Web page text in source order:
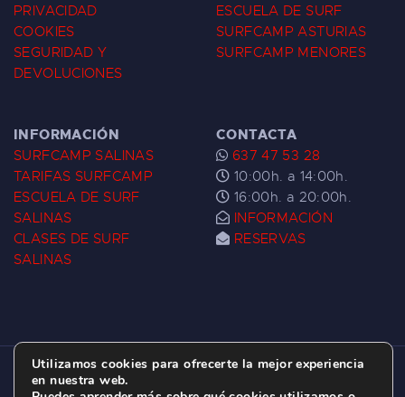
PRIVACIDAD
COOKIES
SEGURIDAD Y
DEVOLUCIONES
ESCUELA DE SURF
SURFCAMP ASTURIAS
SURFCAMP MENORES
INFORMACIÓN
SURFCAMP SALINAS
TARIFAS SURFCAMP
ESCUELA DE SURF
SALINAS
CLASES DE SURF
SALINAS
CONTACTA
637 47 53 28
10:00h. a 14:00h.
16:00h. a 20:00h.
INFORMACIÓN
RESERVAS
ESCUELA DE SURF LAS DUNAS ©
2026.
Utilizamos cookies para ofrecerte la mejor experiencia
en nuestra web.